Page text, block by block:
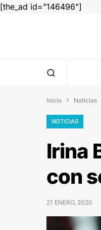
[the_ad id="146496"]
Inicio  Noticias
NOTICIAS
Irina
con
21 ENERO, 2020